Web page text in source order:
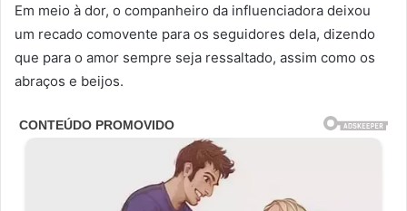
Em meio à dor, o companheiro da influenciadora deixou
um recado comovente para os seguidores dela, dizendo
que para o amor sempre seja ressaltado, assim como os
abraços e beijos.